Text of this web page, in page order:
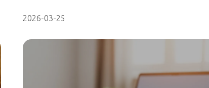
2026-03-25